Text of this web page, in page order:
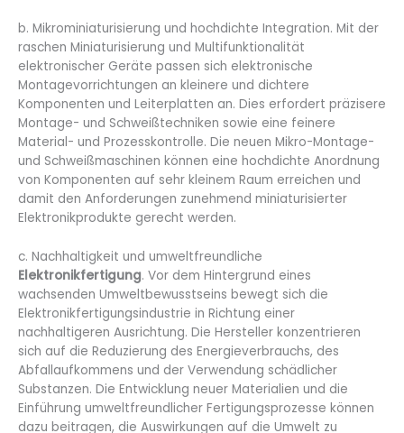
b. Mikrominiaturisierung und hochdichte Integration. Mit der
raschen Miniaturisierung und Multifunktionalität
elektronischer Geräte passen sich elektronische
Montagevorrichtungen an kleinere und dichtere
Komponenten und Leiterplatten an. Dies erfordert präzisere
Montage- und Schweißtechniken sowie eine feinere
Material- und Prozesskontrolle. Die neuen Mikro-Montage-
und Schweißmaschinen können eine hochdichte Anordnung
von Komponenten auf sehr kleinem Raum erreichen und
damit den Anforderungen zunehmend miniaturisierter
Elektronikprodukte gerecht werden.
c. Nachhaltigkeit und umweltfreundliche
Elektronikfertigung. Vor dem Hintergrund eines
wachsenden Umweltbewusstseins bewegt sich die
Elektronikfertigungsindustrie in Richtung einer
nachhaltigeren Ausrichtung. Die Hersteller konzentrieren
sich auf die Reduzierung des Energieverbrauchs, des
Abfallaufkommens und der Verwendung schädlicher
Substanzen. Die Entwicklung neuer Materialien und die
Einführung umweltfreundlicher Fertigungsprozesse können
dazu beitragen, die Auswirkungen auf die Umwelt zu